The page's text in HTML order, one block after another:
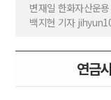
변재일 한화자산운
백지현 기자
연금